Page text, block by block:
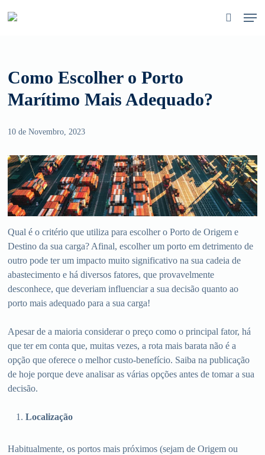
Como Escolher o Porto
Marítimo Mais Adequado?
10 de Novembro, 2023
Qual é o critério que utiliza para escolher o Porto de Origem e
Destino da sua carga? Afinal, escolher um porto em detrimento de
outro pode ter um impacto muito significativo na sua cadeia de
abastecimento e há diversos fatores, que provavelmente
desconhece, que deveriam influenciar a sua decisão quanto ao
porto mais adequado para a sua carga!
Apesar de a maioria considerar o preço como o principal fator, há
que ter em conta que, muitas vezes, a rota mais barata não é a
opção que oferece o melhor custo-benefício. Saiba na publicação
de hoje porque deve analisar as várias opções antes de tomar a sua
decisão.
Localização
Habitualmente, os portos mais próximos (sejam de Origem ou